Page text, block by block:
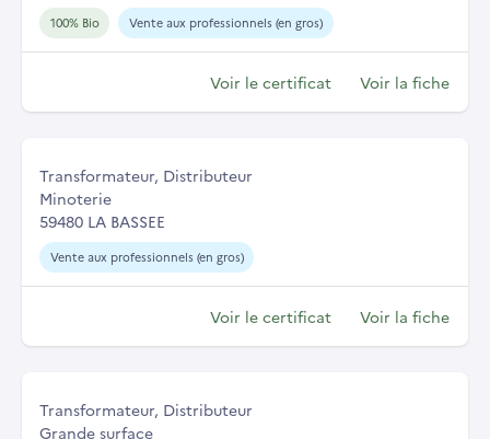
100% Bio Vente aux professionnels (en gros)
Voir le certificat Voir la fiche
Transformateur, Distributeur
Minoterie
59480 LA BASSEE
Vente aux professionnels (en gros)
Voir le certificat Voir la fiche
Transformateur, Distributeur
Grande surface